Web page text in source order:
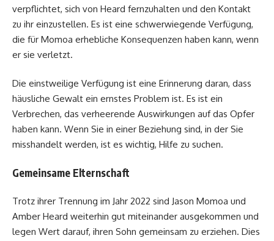
verpflichtet, sich von Heard fernzuhalten und den Kontakt
zu ihr einzustellen. Es ist eine schwerwiegende Verfügung,
die für Momoa erhebliche Konsequenzen haben kann, wenn
er sie verletzt.
Die einstweilige Verfügung ist eine Erinnerung daran, dass
häusliche Gewalt ein ernstes Problem ist. Es ist ein
Verbrechen, das verheerende Auswirkungen auf das Opfer
haben kann. Wenn Sie in einer Beziehung sind, in der Sie
misshandelt werden, ist es wichtig, Hilfe zu suchen.
Gemeinsame Elternschaft
Trotz ihrer Trennung im Jahr 2022 sind Jason Momoa und
Amber Heard weiterhin gut miteinander ausgekommen und
legen Wert darauf, ihren Sohn gemeinsam zu erziehen. Dies